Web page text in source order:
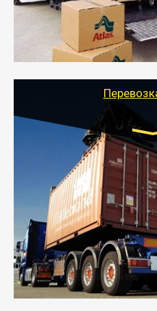
стоимости).
- Тайгер Логистик
качественно организует
службы или работы с
оформлением
Еврофура Тент
от 10 000 руб.
- Доставка фурой до 20 т
объемов грузов,
паллеты и россыпью в
России с гарантией
- Тайгер Логистик
грузоперевозкам для